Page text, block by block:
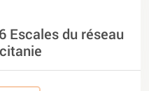
Escales du réseau